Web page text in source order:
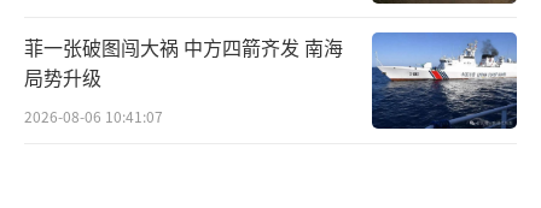
菲一张破图闯大祸 中方四箭齐发 南海
局势升级
2026-08-06 10:41:07